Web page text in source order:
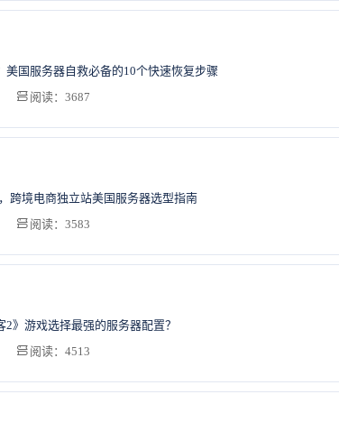
美国服务器自救必备的10个快速恢复步骤
阅读：3687
跨境电商独立站美国服务器选型指南
阅读：3583
》游戏选择最强的服务器配置？
阅读：4513